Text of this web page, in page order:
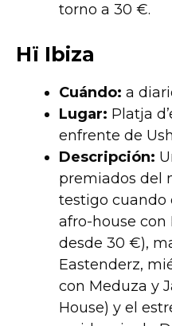
torno a 30 €.
Hï Ibiza
Cuándo: a
Lugar: Platja
enfrente de
Descripción:
premiados del
testigo cuando
afro-house con
desde 30 €),
Eastenderz,
con Meduza y
House) y el